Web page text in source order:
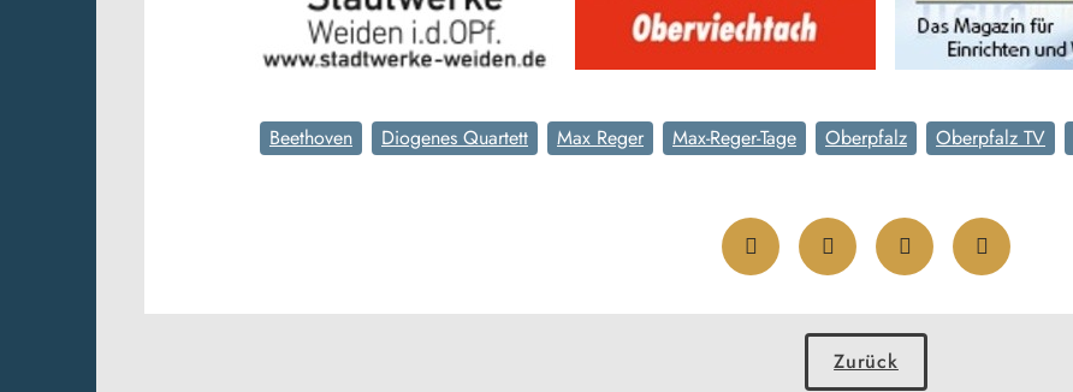
Beethoven Diogenes Quartett Max Reger Max-Reger-Tage Oberpfalz Oberpfalz TV
Zurück